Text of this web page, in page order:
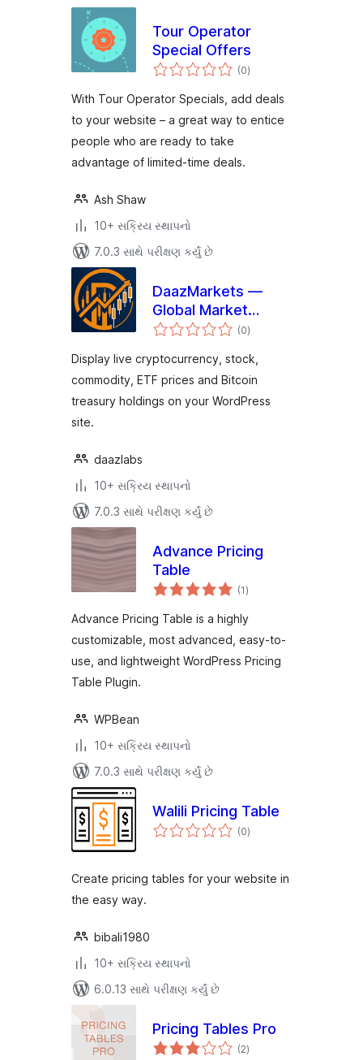
Tour Operator
Special Offers
(0કુલ
રેટિંગ્સ
)
With Tour Operator Specials, add deals
to your website – a great way to entice
people who are ready to take
advantage of limited-time deals.
Ash Shaw
10+ સક્રિય સ્થાપનો
7.0.3 સાથે પરીક્ષણ કર્યું છે
DaazMarkets —
Global Market
Prices
(0કુલ
રેટિંગ્સ
)
Display live cryptocurrency, stock,
commodity, ETF prices and Bitcoin
treasury holdings on your WordPress
site.
daazlabs
10+ સક્રિય સ્થાપનો
7.0.3 સાથે પરીક્ષણ કર્યું છે
Advance Pricing
Table
(1કુલ
રેટિંગ્સ
)
Advance Pricing Table is a highly
customizable, most advanced, easy-to-
use, and lightweight WordPress Pricing
Table Plugin.
WPBean
10+ સક્રિય સ્થાપનો
7.0.3 સાથે પરીક્ષણ કર્યું છે
Walili Pricing Table
(0કુલ
રેટિંગ્સ
)
Create pricing tables for your website in
the easy way.
bibali1980
10+ સક્રિય સ્થાપનો
6.0.13 સાથે પરીક્ષણ કર્યું છે
Pricing Tables Pro
(2કુલ
રેટિંગ્સ
)